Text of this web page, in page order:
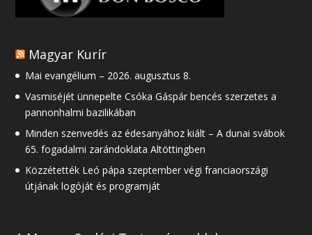
Magyar Kurír
Mai evangélium – 2026. augusztus 8.
Vasmiséjét ünnepelte Csóka Gáspár bencés szerzetes a
pannonhalmi bazilikában
Minden szenvedés az édesanyához kiált – A dunai svábok
65. fogadalmi zarándoklata Altöttingben
Közzétették Leó pápa szeptember végi franciaországi
útjának logóját és programját